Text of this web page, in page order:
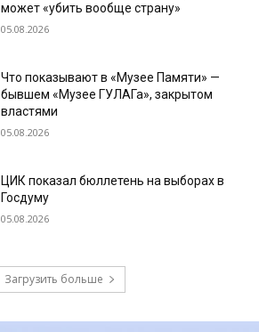
может «убить вообще страну»
05.08.2026
Что показывают в «Музее Памяти» —
бывшем «Музее ГУЛАГа», закрытом
властями
05.08.2026
ЦИК показал бюллетень на выборах в
Госдуму
05.08.2026
Загрузить больше